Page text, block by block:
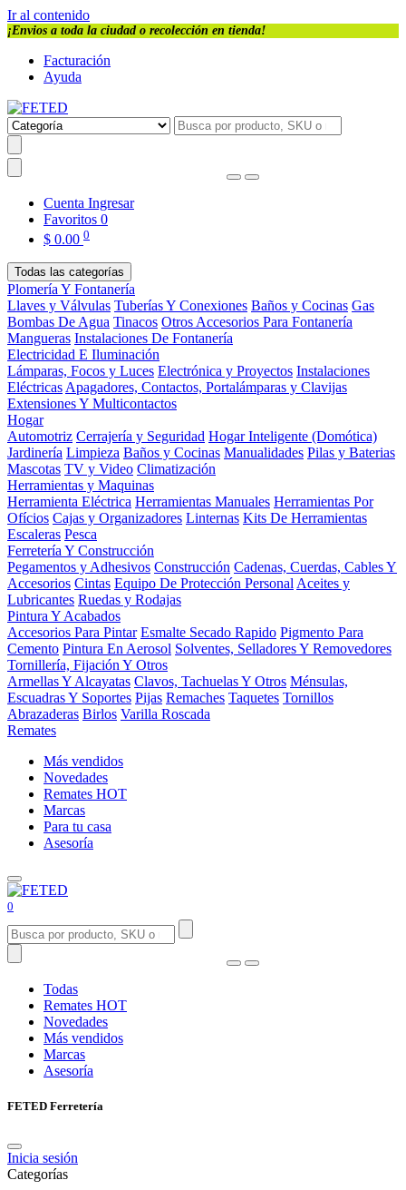
Ir al contenido
¡Envios a toda la ciudad o recolección en tienda!
Facturación
Ayuda
Cuenta Ingresar
Favoritos 0
$ 0.00 0
Todas las categorías
Plomería Y Fontanería
Llaves y Válvulas Tuberías Y Conexiones Baños y Cocinas Gas
Bombas De Agua Tinacos Otros Accesorios Para Fontanería
Mangueras Instalaciones De Fontanería
Electricidad E Iluminación
Lámparas, Focos y Luces Electrónica y Proyectos Instalaciones
Eléctricas Apagadores, Contactos, Portalámparas y Clavijas
Extensiones Y Multicontactos
Hogar
Automotriz Cerrajería y Seguridad Hogar Inteligente (Domótica)
Jardinería Limpieza Baños y Cocinas Manualidades Pilas y Baterias
Mascotas TV y Video Climatización
Herramientas y Maquinas
Herramienta Eléctrica Herramientas Manuales Herramientas Por
Ofícios Cajas y Organizadores Linternas Kits De Herramientas
Escaleras Pesca
Ferretería Y Construcción
Pegamentos y Adhesivos Construcción Cadenas, Cuerdas, Cables Y
Accesorios Cintas Equipo De Protección Personal Aceites y
Lubricantes Ruedas y Rodajas
Pintura Y Acabados
Accesorios Para Pintar Esmalte Secado Rapido Pigmento Para
Cemento Pintura En Aerosol Solventes, Selladores Y Removedores
Tornillería, Fijación Y Otros
Armellas Y Alcayatas Clavos, Tachuelas Y Otros Ménsulas,
Escuadras Y Soportes Pijas Remaches Taquetes Tornillos
Abrazaderas Birlos Varilla Roscada
Remates
Más vendidos
Novedades
Remates HOT
Marcas
Para tu casa
Asesoría
0
Todas
Remates HOT
Novedades
Más vendidos
Marcas
Asesoría
FETED Ferretería
Inicia sesión
Categorías